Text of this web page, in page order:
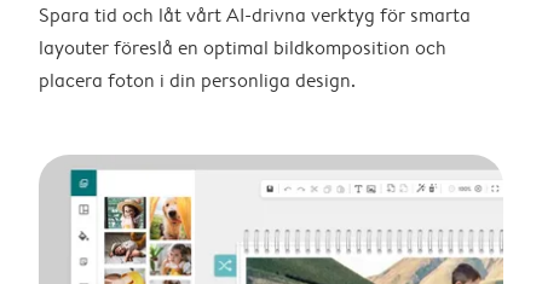
Spara tid och låt vårt AI-drivna verktyg för smarta
layouter föreslå en optimal bildkomposition och
placera foton i din personliga design.